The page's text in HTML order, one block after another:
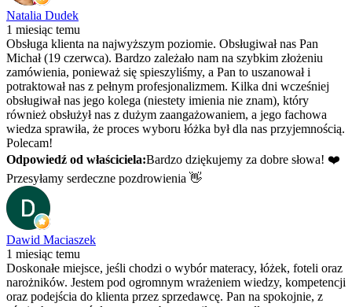
Natalia Dudek
1 miesiąc temu
Obsługa klienta na najwyższym poziomie. Obsługiwał nas Pan
Michał (19 czerwca). Bardzo zależało nam na szybkim złożeniu
zamówienia, ponieważ się spieszyliśmy, a Pan to uszanował i
potraktował nas z pełnym profesjonalizmem. Kilka dni wcześniej
obsługiwał nas jego kolega (niestety imienia nie znam), który
również obsłużył nas z dużym zaangażowaniem, a jego fachowa
wiedza sprawiła, że proces wyboru łóżka był dla nas przyjemnością.
Polecam!
Odpowiedź od właściciela:Bardzo dziękujemy za dobre słowa! ❤️
Przesyłamy serdeczne pozdrowienia 👋
Dawid Maciaszek
1 miesiąc temu
Doskonałe miejsce, jeśli chodzi o wybór materacy, łóżek, foteli oraz
narożników. Jestem pod ogromnym wrażeniem wiedzy, kompetencji
oraz podejścia do klienta przez sprzedawcę. Pan na spokojnie, z